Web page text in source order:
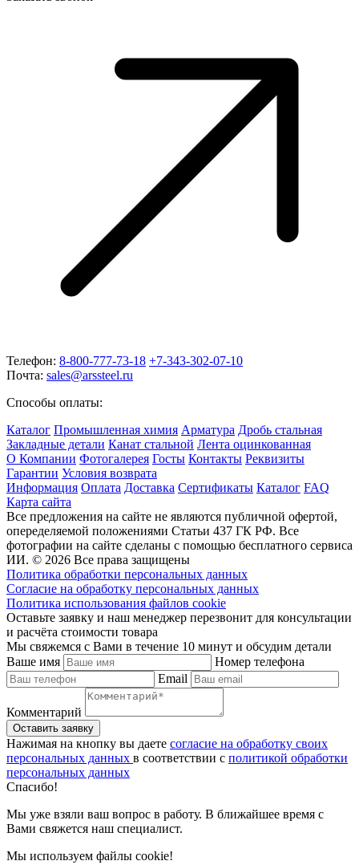
Телефон: 8-800-777-73-18 +7-343-302-07-10
Почта: sales@arssteel.ru
Способы оплаты:
Каталог Промышленная химия Арматура Дробь стальная
Закладные детали Канат стальной Лента оцинкованная
О Компании Фотогалерея Госты Контакты Реквизиты
Гарантии Условия возврата
Информация Оплата Доставка Сертификаты Каталог FAQ
Карта сайта
Все предложения на сайте не являются публичной офертой,
опеределяемой положениями Статьи 437 ГК РФ. Все
фотографии на сайте сделаны с помощью бесплатного сервиса
ИИ. © 2026 Все права защищены
Политика обработки персональных данных
Согласие на обработку персональных данных
Политика использования файлов cookie
Оставьте заявку и наш менеджер перезвонит для консультации
и расчёта стоимости товара
Мы свяжемся с Вами в течение 10 минут и обсудим детали
Ваше имя
Номер телефона
Email
Комментарий
Нажимая на кнопку вы даете согласие на обработку своих
персональных данных в соответствии с политикой обработки
персональных данных
Спасибо!
Мы уже взяли ваш вопрос в работу. В ближайшее время с
Вами свяжется наш специалист.
Мы используем файлы cookie!